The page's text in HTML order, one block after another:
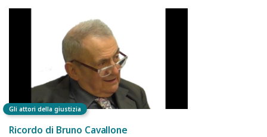
Gli attori della giustizia
Ricordo di Bruno Cavallone